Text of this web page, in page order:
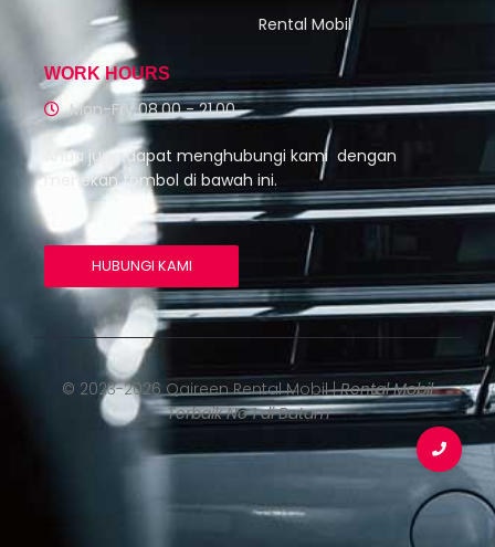
Rental Mobil
WORK HOURS
Mon-Fry 08.00 - 21.00
Anda juga dapat menghubungi kami dengan
menekan tombol di bawah ini.
HUBUNGI KAMI
© 2023-2026 Qaireen Rental Mobil |Rental Mobil
Terbaik No 1 di Batam